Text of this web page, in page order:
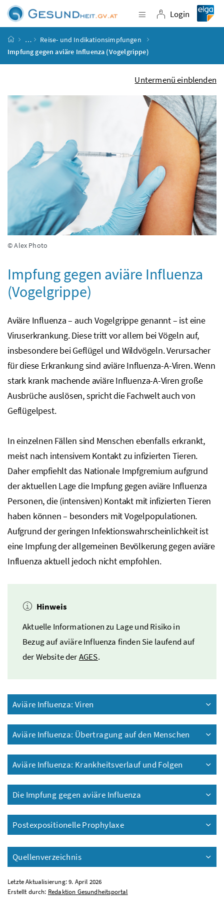
Zum Inhalt
Zum Hauptmenü
Zum Untermenü
Zur Suche
Navigation
Login
Login
Startseite
…
Reise- und Indikationsimpfungen
Impfung gegen aviäre Influenza (Vogelgrippe)
Untermenü einblenden
© Alex Photo
Impfung gegen aviäre Influenza
(Vogelgrippe)
Aviäre Influenza – auch Vogelgrippe genannt – ist eine
Viruserkrankung. Diese tritt vor allem bei Vögeln auf,
insbesondere bei Geflügel und Wildvögeln. Verursacher
für diese Erkrankung sind aviäre Influenza-A-Viren. Wenn
stark krank machende aviäre Influenza-A-Viren große
Ausbrüche auslösen, spricht die Fachwelt auch von
Geflügelpest.
In einzelnen Fällen sind Menschen ebenfalls erkrankt,
meist nach intensivem Kontakt zu infizierten Tieren.
Daher empfiehlt das Nationale Impfgremium aufgrund
der aktuellen Lage die Impfung gegen aviäre Influenza
Personen, die (intensiven) Kontakt mit infizierten Tieren
haben können – besonders mit Vogelpopulationen.
Aufgrund der geringen Infektionswahrscheinlichkeit ist
eine Impfung der allgemeinen Bevölkerung gegen aviäre
Influenza aktuell jedoch nicht empfohlen.
Hinweis
Aktuelle Informationen zu Lage und Risiko in
Bezug auf aviäre Influenza finden Sie laufend auf
der Website derAGES.
Aviäre Influenza: Viren
Aviäre Influenza: Übertragung auf den Menschen
Aviäre Influenza: Krankheitsverlauf und Folgen
Die Impfung gegen aviäre Influenza
Postexpositionelle Prophylaxe
Quellenverzeichnis
Letzte Aktualisierung: 9. April 2026
Erstellt durch: Redaktion Gesundheitsportal